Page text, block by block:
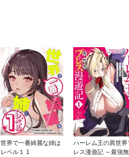
世界で一番綺麗な姉は
レベル１ 1
ハーレム王の異世界
レス漫遊記 ～最強